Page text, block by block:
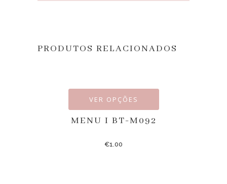
PRODUTOS RELACIONADOS
VER OPÇÕES
MENU I BT-M092
€1.00